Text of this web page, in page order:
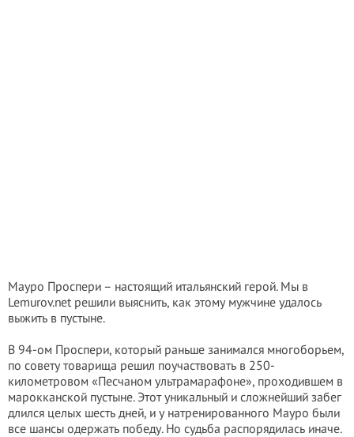
Мауро Проспери – настоящий итальянский герой. Мы в
Lemurov.net решили выяснить, как этому мужчине удалось
выжить в пустыне.
В 94-ом Проспери, который раньше занимался многоборьем,
по совету товарища решил поучаствовать в 250-
километровом «Песчаном ультрамарафоне», проходившем в
марокканской пустыне. Этот уникальный и сложнейший забег
длился целых шесть дней, и у натренированного Мауро были
все шансы одержать победу. Но судьба распорядилась иначе.